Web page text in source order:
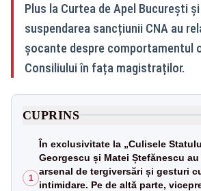
Plus la Curtea de Apel București
suspendarea sancțiunii CNA au
șocante despre comportamentul
Consiliului în fața magistraților.
CUPRINS
1
În exclusivitate la „Culisele
Georgescu și Matei Ștefănescu
arsenal de tergiversări și gesturi
intimidare. Pe de altă parte,